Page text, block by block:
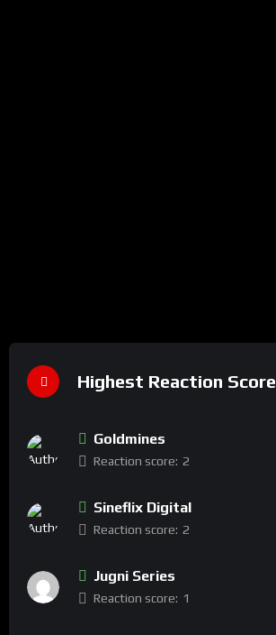
Highest Reaction Score
Goldmines
Reaction score: 2
Sineflix Digital
Reaction score: 2
Jugni Series
Reaction score: 1